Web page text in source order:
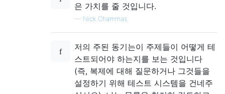
은 가치를 줄 것입니다.
— Nick Chammas
저의 주된 동기는이 주제들이 어떻게 테
스트되어야 하는지를 보는 것입니다
(즉, 복제에 대해 질문하거나 그것들을
설정하기 위해 테스트 시스템을 건네주